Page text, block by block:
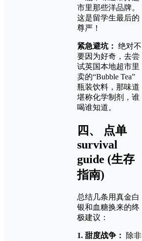
市里那些洋品牌。
这是留学生最后的
尊严！
紧急避坑： 绝对不
要因为好奇，去尝
试英国本地超市里
卖的“Bubble Tea”
瓶装饮料，那味道
堪称化学制剂，谁
喝谁知道。
四、 点单
survival
guide (生存
指南)
总结几条用真金白
银和血糖换来的终
极建议：
1. 甜度战争：
除非